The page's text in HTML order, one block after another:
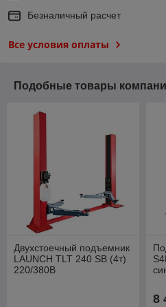
Безналичный расчет
Все условия оплаты
Подобные товары
Двухстоечный подъемник
LAUNCH TLT 240 SB (4т)
220/380В
8